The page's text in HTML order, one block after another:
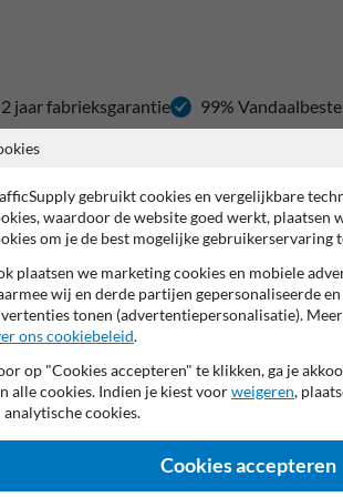
2 jaar fabrieksgarantie 99%
of plaatsen waar je beperkte ruimte
stroken in geel of wit. Zo is hij ook
het nodige bevestigingsmateriaal: bouten,
gebruikt cookies en vergelijkbare
waardoor de website goed werkt, plaatsen
om je de best mogelijke gebruikerservaring
plaatsen we marketing cookies en mobiele
wij en derde partijen gepersonaliseerde
tonen (advertentiepersonalisatie).
ons cookiebeleid.
op "Cookies accepteren" te klikken, ga je
alle cookies. Indien je kiest voorweigeren,
analytische cookies.
Cookies accepteren